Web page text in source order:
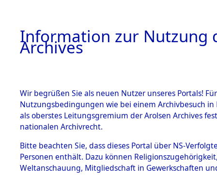
BESTÄNDE
1.
Inhaftierungsdoku
mente
1.2.9 Beim ITS
0018
Information zur Nutzung
Archives
Wir begrüßen Sie als neuen Nutzer unseres Portals!
Nutzungsbedingungen wie bei einem Archivbesuch
als oberstes Leitungsgremium der Arolsen Archives
nationalen Archivrecht.
Bitte beachten Sie, dass dieses Portal über NS-
Personen enthält. Dazu können
Weltanschauung, Mitgliedschaft in Gewerkschaften